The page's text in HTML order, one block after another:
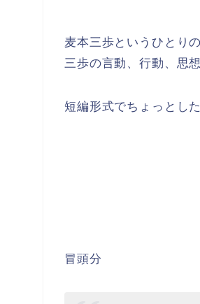
麦本三歩というひとり
三歩の言動、行動、思
短編形式でちょっとし
冒頭分